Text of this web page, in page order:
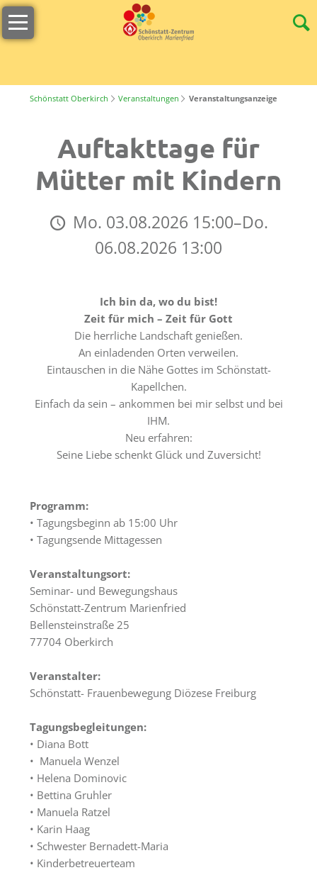
Navigation
überspringen
Willkommen
s
´Lädele
Terrasse
Unser
Tagungsräume
Gästezimmer
Verpflegung
Tagungspauschalen
Lage
Anfrage
Kapellen
Gastronomie
Räumlichkeiten
Gästezimmer
Haus
Lage
Anfrage
Schönstatt
Was
ist
Schönstatt?
Schönstatt Oberkirch Veranstaltungen Veranstaltungsanzeige
Auftakttage für
Mütter mit Kindern
Mo. 03.08.2026 15:00–Do.
06.08.2026 13:00
Ich bin da, wo du bist!
Zeit für mich – Zeit für Gott
Die herrliche Landschaft genießen.
An einladenden Orten verweilen.
Eintauschen in die Nähe Gottes im Schönstatt-
Kapellchen.
Einfach da sein – ankommen bei mir selbst und bei
IHM.
Neu erfahren:
Seine Liebe schenkt Glück und Zuversicht!
Programm:
• Tagungsbeginn ab 15:00 Uhr
• Tagungsende Mittagessen
Veranstaltungsort:
Seminar- und Bewegungshaus
Schönstatt-Zentrum Marienfried
Bellensteinstraße 25
77704 Oberkirch
Veranstalter:
Schönstatt- Frauenbewegung Diözese Freiburg
Tagungsbegleitungen:
• Diana Bott
• Manuela Wenzel
• Helena Dominovic
• Bettina Gruhler
• Manuela Ratzel
• Karin Haag
• Schwester Bernadett-Maria
• Kinderbetreuerteam